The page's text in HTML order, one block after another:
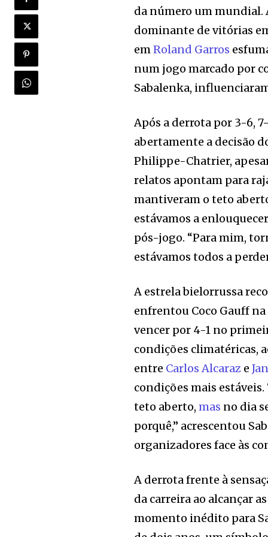
da número um mundial.
dominante de vitórias
emRoland Garros
num jogo marcado por
Sabalenka,
Após a derrota por 3-6,
abertamente a decisão
Philippe-Chatrier,
relatos apontam para
mantiveram o teto
estávamos a
pós-jogo. “Para mim,
estávamos todos a
A estrela bielorrussa
enfrentou Coco Gauff
vencer por 4-1 no
condições climatéricas,
entre Carlos Alcaraz e
condições mais
teto aberto,mas no dia
porquê,” acrescentou
organizadores face às
A derrota frente à
da carreira ao alcançar
momento inédito para